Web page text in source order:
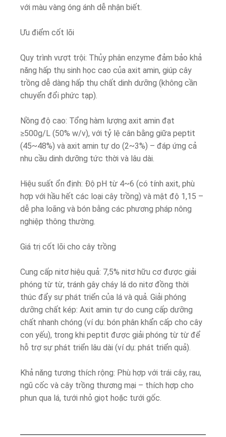
với màu vàng óng ánh dễ nhận biết.
Ưu điểm cốt lõi
Quy trình vượt trội: Thủy phân enzyme đảm bảo khả
năng hấp thụ sinh học cao của axit amin, giúp cây
trồng dễ dàng hấp thụ chất dinh dưỡng (không cần
chuyển đổi phức tạp).
Nồng độ cao: Tổng hàm lượng axit amin đạt
≥500g/L (50% w/v), với tỷ lệ cân bằng giữa peptit
(45~48%) và axit amin tự do (2~3%) – đáp ứng cả
nhu cầu dinh dưỡng tức thời và lâu dài.
Hiệu suất ổn định: Độ pH từ 4~6 (có tính axit, phù
hợp với hầu hết các loại cây trồng) và mật độ 1,15 –
dễ pha loãng và bón bằng các phương pháp nông
nghiệp thông thường.
Giá trị cốt lõi cho cây trồng
Cung cấp nitơ hiệu quả: 7,5% nitơ hữu cơ được giải
phóng từ từ, tránh gây cháy lá do nitơ đồng thời
thúc đẩy sự phát triển của lá và quả. Giải phóng
dưỡng chất kép: Axit amin tự do cung cấp dưỡng
chất nhanh chóng (ví dụ: bón phân khẩn cấp cho cây
con yếu), trong khi peptit được giải phóng từ từ để
hỗ trợ sự phát triển lâu dài (ví dụ: phát triển quả).
Khả năng tương thích rộng: Phù hợp với trái cây, rau,
ngũ cốc và cây trồng thương mại – thích hợp cho
phun qua lá, tưới nhỏ giọt hoặc tưới gốc.